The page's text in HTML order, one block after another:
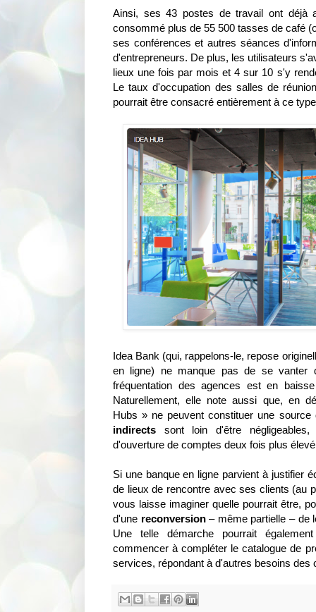
Ainsi, ses 43 postes de travail ont déjà
consommé plus de 55 500 tasses de café
ses conférences et autres séances
d'entrepreneurs. De plus, les utilisateurs
lieux une fois par mois et 4 sur 10 s'y
Le taux d'occupation des salles de
pourrait être consacré entièrement à ce
Idea Bank (qui, rappelons-le, repose
en ligne) ne manque pas de se
fréquentation des agences est en
Naturellement, elle note aussi que, en
Hubs » ne peuvent constituer une
indirects sont loin d'être
d'ouverture de comptes deux fois plus
Si une banque en ligne parvient à justifier
de lieux de rencontre avec ses clients (au
vous laisse imaginer quelle pourrait être,
d'une reconversion– même partielle – de
Une telle démarche pourrait
commencer à compléter le catalogue de
services, répondant à d'autres besoins des